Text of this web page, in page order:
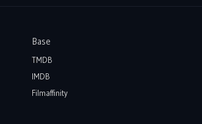
Base
TMDB
IMDB
Filmaffinity